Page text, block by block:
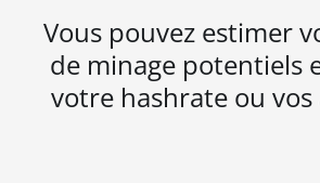
Vous pouvez estimer
de minage potentiels
votre hashrate ou vos